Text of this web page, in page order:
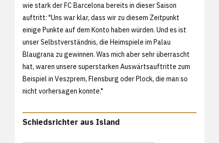
wie stark der FC Barcelona bereits in dieser Saison
auftritt: "Uns war klar, dass wir zu diesem Zeitpunkt
einige Punkte auf dem Konto haben würden. Und es ist
unser Selbstverständnis, die Heimspiele im Palau
Blaugrana zu gewinnen. Was mich aber sehr überrascht
hat, waren unsere superstarken Auswärtsauftritte zum
Beispiel in Veszprem, Flensburg oder Plock, die man so
nicht vorhersagen konnte."
Schiedsrichter aus Island